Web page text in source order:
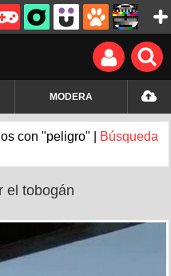
MODERA
con "peligro" |
Búsqueda
el tobogán